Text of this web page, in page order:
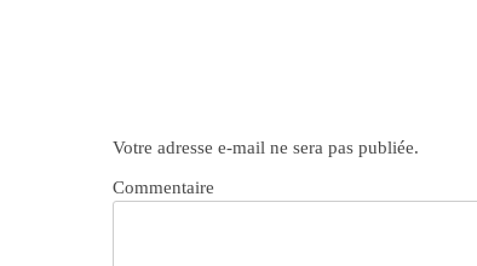
Votre adresse e-mail ne sera pas publiée.
Commentaire